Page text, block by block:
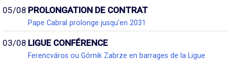
05/08 PROLONGATION DE CONTRAT
Pape Cabral prolonge jusqu'en 2031
03/08 LIGUE CONFÉRENCE
Ferencváros ou Górnik Zabrze en barrages de la Ligue